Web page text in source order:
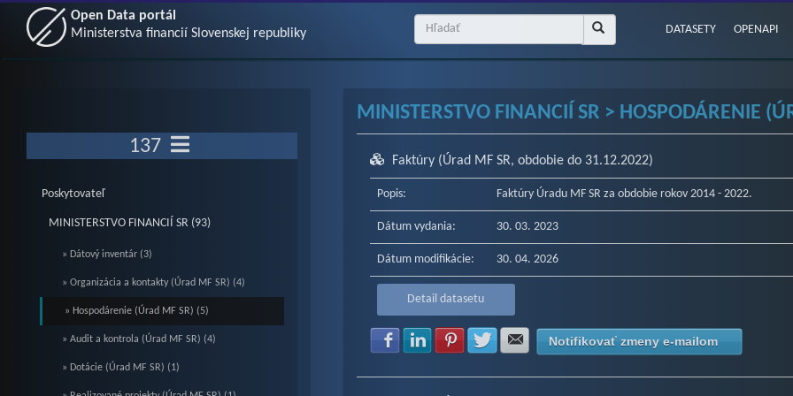
Open Data portál
Ministerstva financií Slovenskej republiky
DATASETY OPENAPI
137
Poskytovateľ
MINISTERSTVO FINANCIÍ SR (93)
» Dátový inventár (3)
» Organizácia a kontakty (Úrad MF SR) (4)
» Hospodárenie (Úrad MF SR) (5)
» Audit a kontrola (Úrad MF SR) (4)
» Dotácie (Úrad MF SR) (1)
MINISTERSTVO FINANCIÍ SR > HOSPODÁRENIE
Faktúry (Úrad MF SR, obdobie do 31.12.2022)
Popis: Faktúry Úradu MF SR za obdobie rokov 2014 - 2022.
Dátum vydania: 30. 03. 2023
Dátum modifikácie: 30. 04. 2026
Detail datasetu
Zdielať na Facebook
Zdielať na LinkedIn
Zdielať na Pinterest
Zdielať na Twitter
Zdielať na E-mail
Notifikovať zmeny e-mailom